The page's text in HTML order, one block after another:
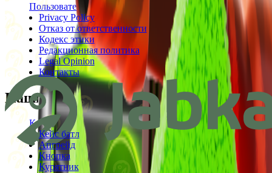
Пользовательское соглашение
Privacy Policy
Отказ от ответственности
Кодекс этики
Редакционная политика
Legal Opinion
Контакты
Наши режимы
Кейсы
Кейс батл
Апгрейд
Кнопка
Курятник